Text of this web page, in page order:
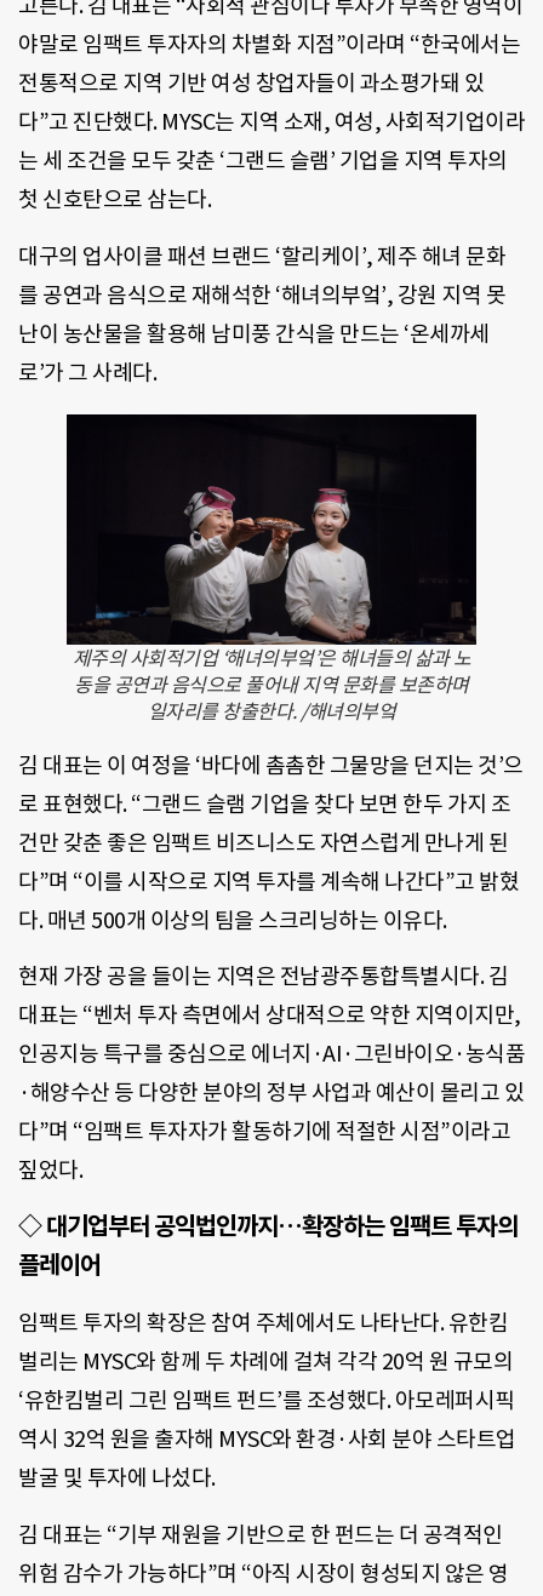
고른다. 김 대표는 “사회적 관심이나 투자가 부족한 영역이
야말로 임팩트 투자자의 차별화 지점”이라며 “한국에서는
전통적으로 지역 기반 여성 창업자들이 과소평가돼 있
다”고 진단했다. MYSC는 지역 소재, 여성, 사회적기업이라
는 세 조건을 모두 갖춘 ‘그랜드 슬램’ 기업을 지역 투자의
첫 신호탄으로 삼는다.
대구의 업사이클 패션 브랜드 ‘할리케이’, 제주 해녀 문화
를 공연과 음식으로 재해석한 ‘해녀의부엌’, 강원 지역 못
난이 농산물을 활용해 남미풍 간식을 만드는 ‘온세까세
로’가 그 사례다.
제주의 사회적기업 ‘해녀의부엌’은 해녀들의 삶과 노
동을 공연과 음식으로 풀어내 지역 문화를 보존하며
일자리를 창출한다. /해녀의부엌
김 대표는 이 여정을 ‘바다에 촘촘한 그물망을 던지는 것’으
로 표현했다. “그랜드 슬램 기업을 찾다 보면 한두 가지 조
건만 갖춘 좋은 임팩트 비즈니스도 자연스럽게 만나게 된
다”며 “이를 시작으로 지역 투자를 계속해 나간다”고 밝혔
다. 매년 500개 이상의 팀을 스크리닝하는 이유다.
현재 가장 공을 들이는 지역은 전남광주통합특별시다. 김
대표는 “벤처 투자 측면에서 상대적으로 약한 지역이지만,
인공지능 특구를 중심으로 에너지·AI·그린바이오·농식품
·해양수산 등 다양한 분야의 정부 사업과 예산이 몰리고 있
다”며 “임팩트 투자자가 활동하기에 적절한 시점”이라고
짚었다.
◇ 대기업부터 공익법인까지…확장하는 임팩트 투자의
플레이어
임팩트 투자의 확장은 참여 주체에서도 나타난다. 유한킴
벌리는 MYSC와 함께 두 차례에 걸쳐 각각 20억 원 규모의
‘유한킴벌리 그린 임팩트 펀드’를 조성했다. 아모레퍼시픽
역시 32억 원을 출자해 MYSC와 환경·사회 분야 스타트업
발굴 및 투자에 나섰다.
김 대표는 “기부 재원을 기반으로 한 펀드는 더 공격적인
위험 감수가 가능하다”며 “아직 시장이 형성되지 않은 영